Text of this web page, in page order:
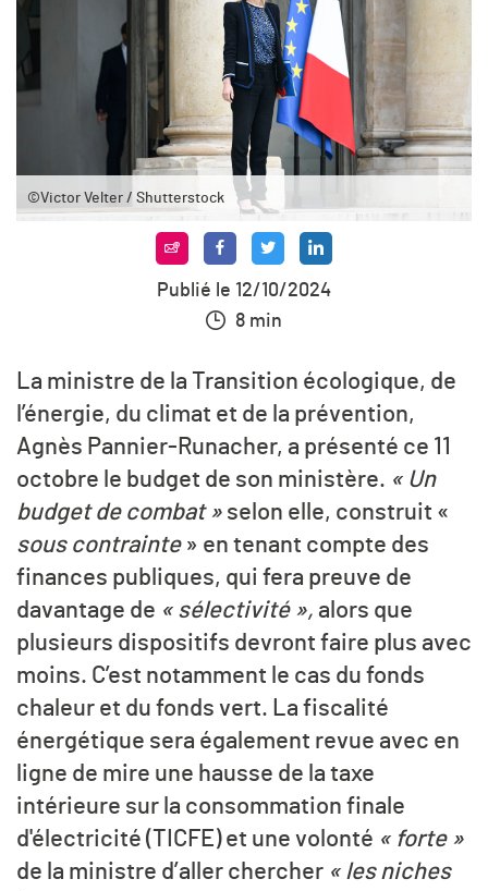
©Victor Velter / Shutterstock
Publié le 12/10/2024
8 min
La ministre de la Transition écologique, de
l’énergie, du climat et de la prévention,
Agnès Pannier-Runacher, a présenté ce 11
octobre le budget de son ministère. « Un
budget de combat » selon elle, construit «
sous contrainte» en tenant compte des
finances publiques, qui fera preuve de
davantage de « sélectivité », alors que
plusieurs dispositifs devront faire plus avec
moins. C’est notamment le cas du fonds
chaleur et du fonds vert. La fiscalité
énergétique sera également revue avec en
ligne de mire une hausse de la taxe
intérieure sur la consommation finale
d'électricité (TICFE) et une volonté « forte »
de la ministre d’aller chercher « les niches